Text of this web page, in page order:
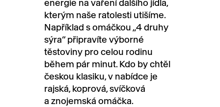
energie na vaření dalšího jídla,
kterým naše ratolesti utišíme.
Například s omáčkou „4 druhy
sýra“ připravíte výborné
těstoviny pro celou rodinu
během pár minut. Kdo by chtěl
českou klasiku, v nabídce je
rajská, koprová, svíčková
a znojemská omáčka.